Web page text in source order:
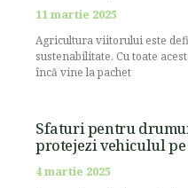
11 martie 2025
Agricultura viitorului este
sustenabilitate. Cu toate
încă vine la pachet
Sfaturi pentru
protejezi vehiculul
4 martie 2025